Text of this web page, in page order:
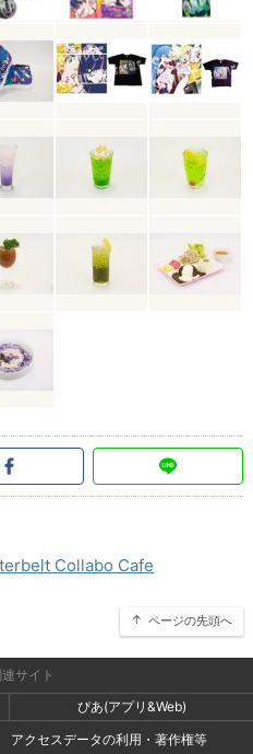
Collabo Cafe
ページの先頭へ
サイト
ぴあ(アプリ&Web)
アクセスデータの利用・著作権等